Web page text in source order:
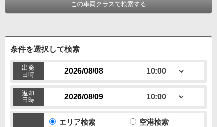
この車両クラスで検索する
条件を選択して検索
出発
日時
返却
日時
エリア検索 空港検索